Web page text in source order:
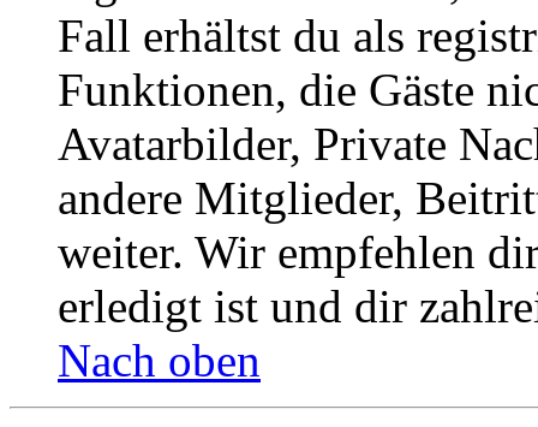
Fall erhältst du als
Funktionen, die Gäste
Avatarbilder, Private
andere Mitglieder,
weiter. Wir empfehlen
erledigt ist und dir
Nach oben